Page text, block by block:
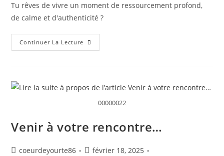
Tu rêves de vivre un moment de ressourcement profond,
de calme et d'authenticité ?
Continuer La Lecture
00000022
Venir à votre rencontre…
coeurdeyourte86
février 18, 2025